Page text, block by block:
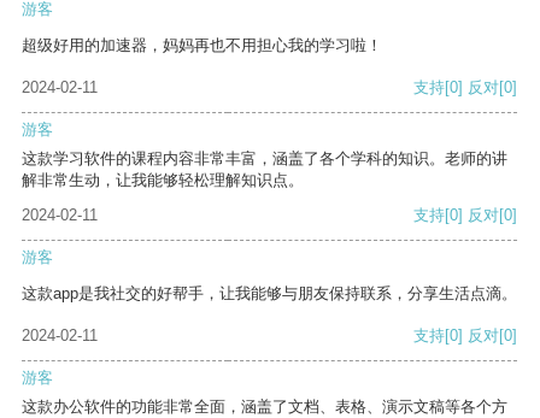
游客
超级好用的加速器，妈妈再也不用担心我的学习啦！
2024-02-11 支持[0] 反对[0]
游客
这款学习软件的课程内容非常丰富，涵盖了各个学科的知识。老师的讲
解非常生动，让我能够轻松理解知识点。
2024-02-11
支持[0] 反对[0]
游客
这款app是我社交的好帮手，让我能够与朋友保持联系，分享生活点滴。
2024-02-11 支持[0] 反对[0]
游客
这款办公软件的功能非常全面，涵盖了文档、表格、演示文稿等各个方